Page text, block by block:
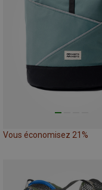
Vous économisez 21%